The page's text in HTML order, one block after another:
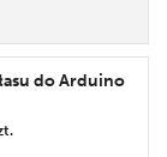
do Arduino